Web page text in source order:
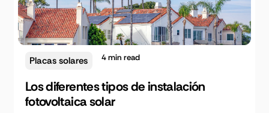
Placas solares 4min read
Los diferentes tipos de instalación
fotovoltaica solar